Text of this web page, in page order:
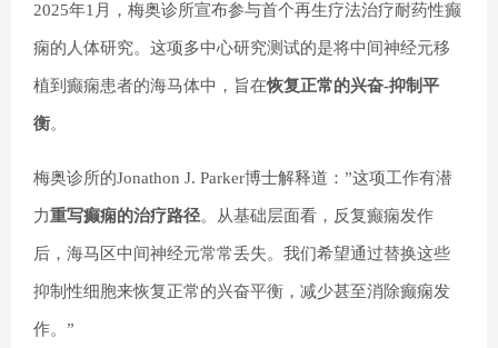
2025年1月，梅奥诊所宣布参与首个再生疗法治疗耐药性癫
痫的人体研究。这项多中心研究测试的是将中间神经元移
植到癫痫患者的海马体中，旨在恢复正常的兴奋-抑制平
衡。
梅奥诊所的Jonathon J. Parker博士解释道：”这项工作有潜
力重写癫痫的治疗路径。从基础层面看，反复癫痫发作
后，海马区中间神经元常常丢失。我们希望通过替换这些
抑制性细胞来恢复正常的兴奋平衡，减少甚至消除癫痫发
作。”